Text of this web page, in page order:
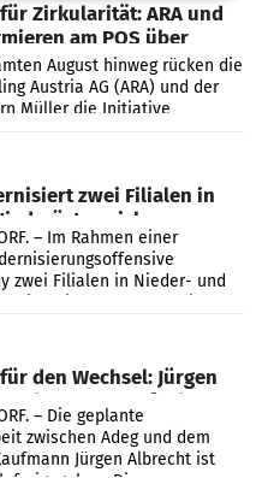
Zirkularität: ARA und
am POS über
August hinweg rücken die
Austria AG (ARA) und der
Müller die Initiative
in allen österreichischen
zwei Filialen in
– Im Rahmen einer
zwei Filialen in Nieder- und
den Wechsel: Jürgen
ab 1.1.2027 auf Adeg
– Die geplante
zwischen Adeg und dem
Jürgen Albrecht ist